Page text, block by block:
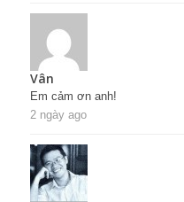
Vân
Em cảm ơn anh!
2 ngày ago